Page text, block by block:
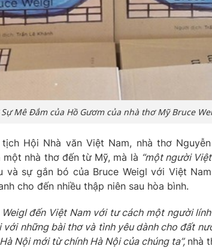
Mê Đắm của Hồ Gươm của nhà thơ Mỹ Bruce
Hội Nhà văn Việt Nam, nhà thơ
một nhà thơ đến từ Mỹ, mà là “một người
và sự gắn bó của Bruce Weigl với Việt
cho đến nhiều thập niên sau hòa bình.
Weigl đến Việt Nam với tư cách một người
với những bài thơ và tình yêu dành cho đất
Nội mới từ chính Hà Nội của chúng ta”, nhà